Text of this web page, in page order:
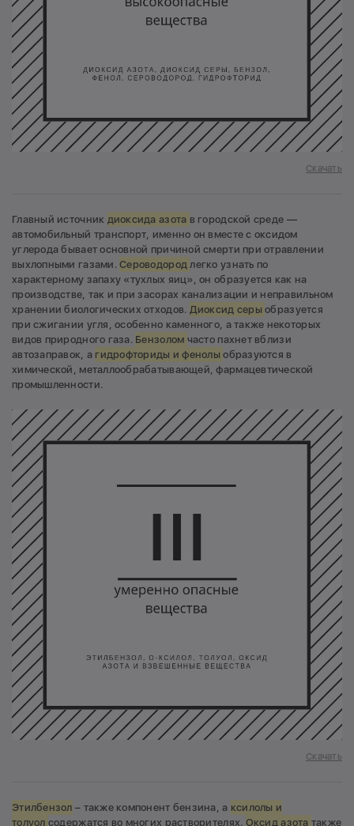
Скачать
Главный источник диоксида азота в городской среде —
автомобильный транспорт, именно он вместе с оксидом
углерода бывает основной причиной смерти при отравлении
выхлопными газами.Сероводород легко узнать по
характерному запаху «тухлых яиц», он образуется как на
производстве, так и при засорах канализации и неправильном
хранении биологических отходов. Диоксид серыобразуется
при сжигании угля, особенно каменного, а также некоторых
видов природного газа. Бензолом часто пахнет вблизи
автозаправок, а гидрофториды и фенолыобразуются в
химической, металлообрабатывающей, фармацевтической
промышленности.
Скачать
Этилбензол – также компонент бензина, а ксилолы и
толуол содержатся во многих растворителях. Оксид азота также